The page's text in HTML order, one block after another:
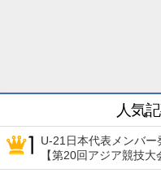
人気
U-21日本代表メンバー
【第20回アジア競技大